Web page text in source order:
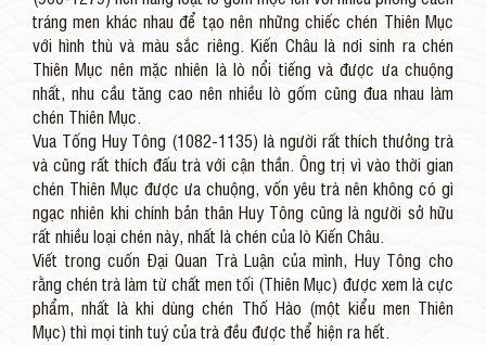
tráng men khác nhau để tạo nên những chiếc chén Thiên Mục
với hình thù và màu sắc riêng. Kiến Châu là nơi sinh ra chén
Thiên Mục nên mặc nhiên là lò nổi tiếng và được ưa chuộng
nhất, nhu cầu tăng cao nên nhiều lò gốm cũng đua nhau làm
chén Thiên Mục.
Vua Tống Huy Tông (1082-1135) là người rất thích thưởng trà
và cũng rất thích đấu trà với cận thần. Ông trị vì vào thời gian
chén Thiên Mục được ưa chuộng, vốn yêu trà nên không có gì
ngạc nhiên khi chính bản thân Huy Tông cũng là người sở hữu
rất nhiều loại chén này, nhất là chén của lò Kiến Châu.
Viết trong cuốn Đại Quan Trà Luận của mình, Huy Tông cho
rằng chén trà làm từ chất men tối (Thiên Mục) được xem là cực
phẩm, nhất là khi dùng chén Thố Hào (một kiểu men Thiên
Mục) thì mọi tinh tuý của trà đều được thể hiện ra hết.